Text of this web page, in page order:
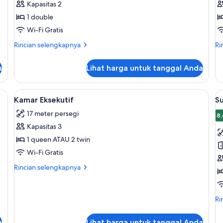
Klasik
Kapasitas 2
1 double
Wi-Fi Gratis
Rincian selengkapnya
Rincian
Kamar
Klasik
Lihat harga untuk tanggal Anda
suara, dan setrika/meja setrika
Lihat
semua
foto
untuk
Kamar
Eksekutif
Kamar Eksekutif | Seprai premium,
6
Kamar Eksekutif
17 meter persegi
Kapasitas 3
1 queen ATAU 2 twin
Wi-Fi Gratis
Rincian selengkapnya
Rincian